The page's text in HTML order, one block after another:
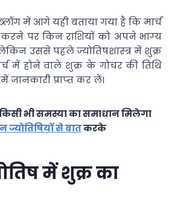
में आगे यही बताया गया है कि मार्च
पर किन राशियों को अपने भाग्‍य
उससे पहले ज्‍योतिषशास्‍त्र में शुक्र
में होने वाले शुक्र के गोचर की तिथि
प्राप्‍त कर लें।
भी समस्या का समाधान मिलेगा
ज्योतिषियों से बातकरके
में शुक्र का